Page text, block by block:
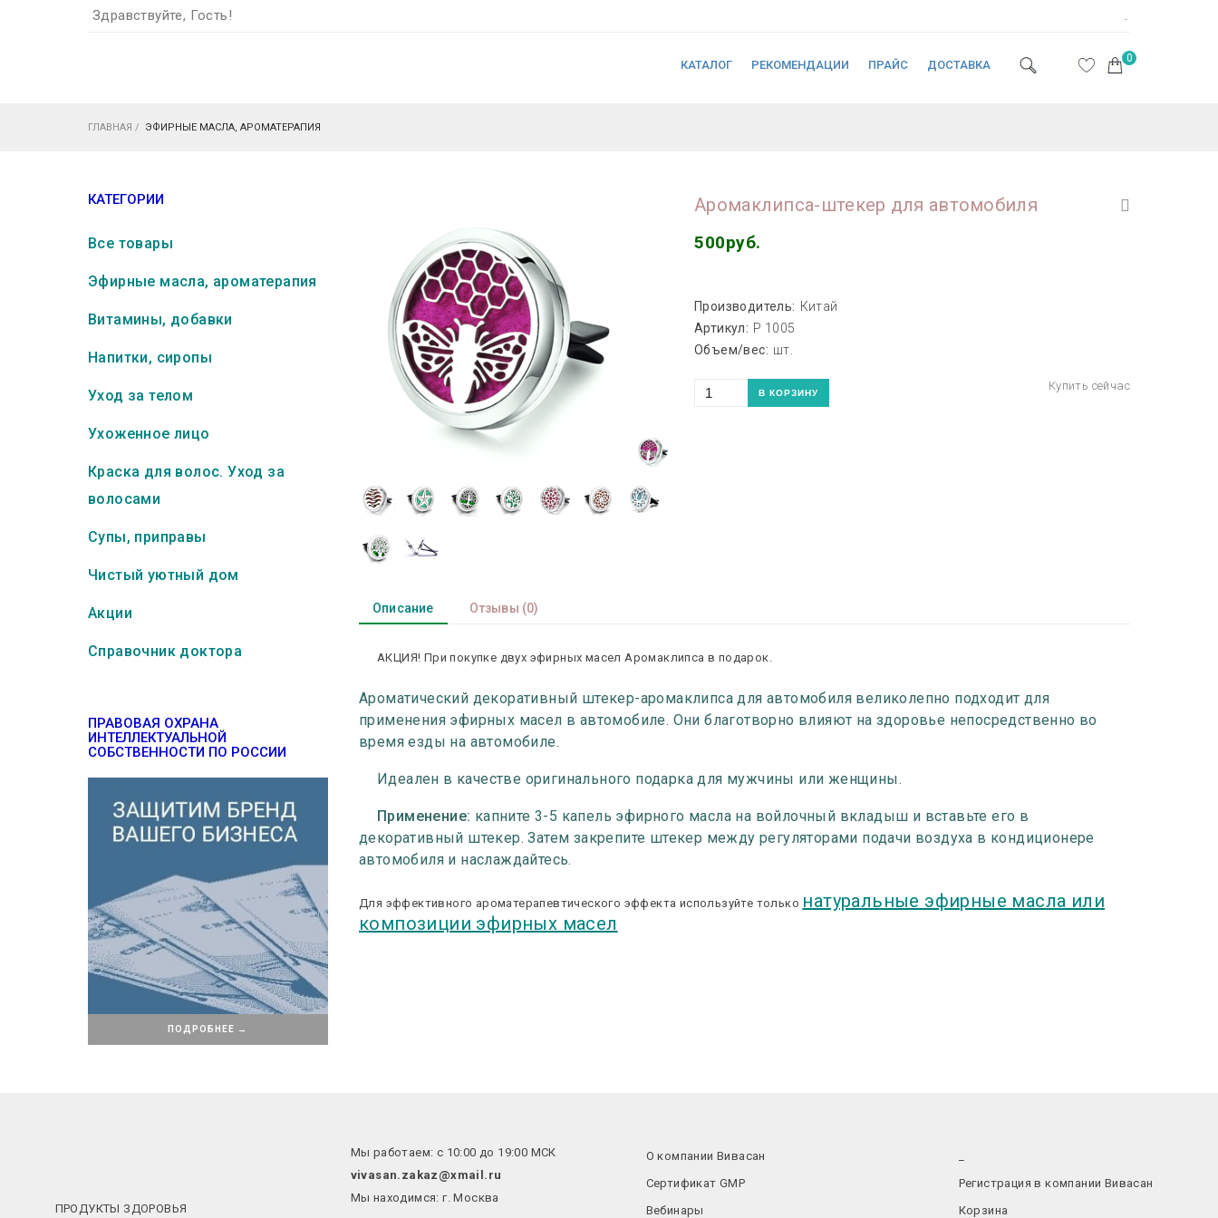
Здравствуйте, Гость! .
КАТАЛОГ РЕКОМЕНДАЦИИ ПРАЙС ДОСТАВКА 0
ГЛАВНАЯ / ЭФИРНЫЕ МАСЛА, АРОМАТЕРАПИЯ
Аромаклипса-штекер для автомобиля
500руб.
Производитель: Китай
Артикул: P 1005
Объем/вес: шт.
Описание Отзывы (0)
АКЦИЯ! При покупке двух эфирных масел Аромаклипса в подарок.
Ароматический декоративный штекер-аромаклипса для автомобиля великолепно подходит для
применения эфирных масел в автомобиле. Они благотворно влияют на здоровье непосредственно во
время езды на автомобиле.
Идеален в качестве оригинального подарка для мужчины или женщины.
Применение: капните 3-5 капель эфирного масла на войлочный вкладыш и вставьте его в
декоративный штекер. Затем закрепите штекер между регуляторами подачи воздуха в кондиционере
автомобиля и наслаждайтесь.
Для эффективного ароматерапевтического эффекта используйте только натуральные эфирные масла или
композиции эфирных масел
КАТЕГОРИИ
Все товары
Эфирные масла, ароматерапия
Витамины, добавки
Напитки, сиропы
Уход за телом
Ухоженное лицо
Краска для волос. Уход за
волосами
Супы, приправы
Чистый уютный дом
Акции
Справочник доктора
ПРАВОВАЯ ОХРАНА
ИНТЕЛЛЕКТУАЛЬНОЙ
СОБСТВЕННОСТИ ПО РОССИИ
ПОДРОБНЕЕ →
ПРОДУКТЫ ЗДОРОВЬЯ
Мы работаем: с 10:00 до 19:00 МСК
vivasan.zakaz@xmail.ru
Мы находимся: г. Москва
О компании Вивасан
Сертификат GMP
Вебинары
Регистрация в компании Вивасан
Корзина